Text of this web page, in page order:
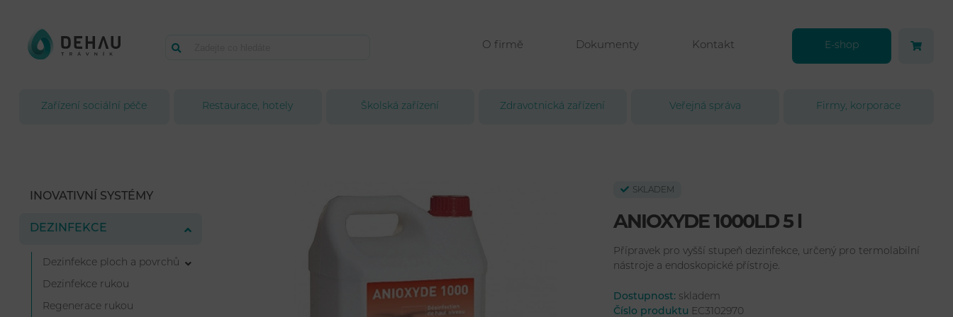
O firmě Dokumenty Kontakt E-shop
Zařízení sociální péče Restaurace, hotely Školská zařízení Zdravotnická zařízení Veřejná správa Firmy, korporace
INOVATIVNÍ SYSTÉMY
DEZINFEKCE
Dezinfekce ploch a povrchů
Dezinfekce rukou
Regenerace rukou
SKLADEM
ANIOXYDE 1000LD 5 l
Přípravek pro vyšší stupeň dezinfekce, určený pro termolabilní
nástroje a endoskopické přístroje.
Dostupnost: skladem
Číslo produktu EC3102970